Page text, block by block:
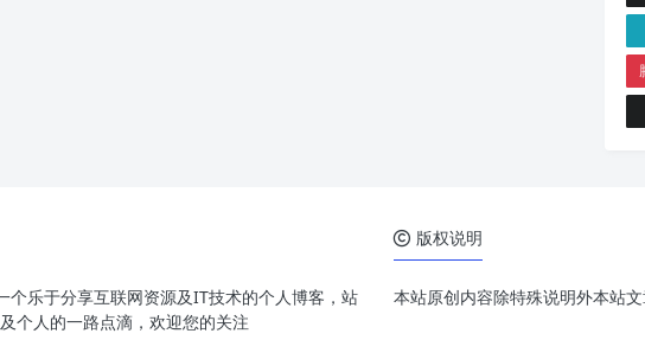
乐于分享互联网资源及IT技术的个人博客，站
个人的一路点滴，欢迎您的关注
版权说明
本站原创内容除特殊说明外本站